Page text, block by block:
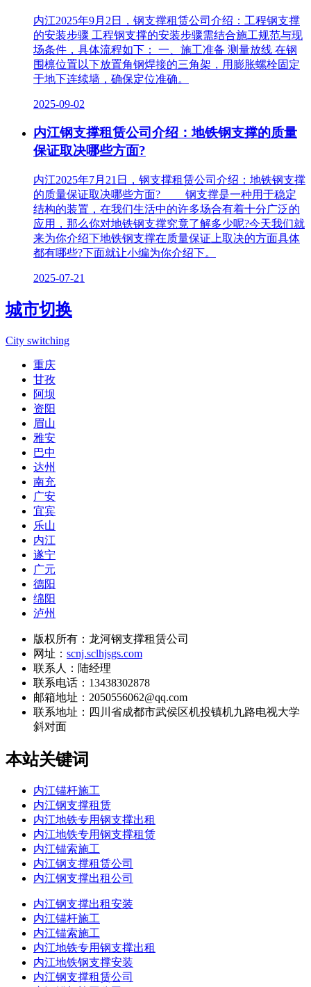
内江2025年9月2日，钢支撑租赁公司介绍：工程钢支撑
的安装步骤 工程钢支撑的安装步骤需结合施工规范与现
场条件，具体流程如下： 一、施工准备‌ 测量放线‌ 在钢
围檩位置以下放置角钢焊接的三角架，用膨胀螺栓固定
于地下连续墙，确保定位准确‌。
2025-09-02
内江钢支撑租赁公司介绍：地铁钢支撑的质量
保证取决哪些方面?
内江2025年7月21日，钢支撑租赁公司介绍：地铁钢支撑
的质量保证取决哪些方面? 钢支撑是一种用于稳定
结构的装置，在我们生活中的许多场合有着十分广泛的
应用，那么你对地铁钢支撑究竟了解多少呢?今天我们就
来为你介绍下地铁钢支撑在质量保证上取决的方面具体
都有哪些?下面就让小编为你介绍下。
2025-07-21
城市切换
City switching
重庆
甘孜
阿坝
资阳
眉山
雅安
巴中
达州
南充
广安
宜宾
乐山
内江
遂宁
广元
德阳
绵阳
泸州
版权所有：龙河钢支撑租赁公司
网址： scnj.sclhjsgs.com
联系人：陆经理
联系电话：13438302878
邮箱地址：2050556062@qq.com
联系地址： 四川省成都市武侯区机投镇机九路电视大学
斜对面
本站关键词
内江锚杆施工
内江钢支撑租赁
内江地铁专用钢支撑出租
内江地铁专用钢支撑租赁
内江锚索施工
内江钢支撑租赁公司
内江钢支撑出租公司
内江钢支撑出租安装
内江锚杆施工
内江锚索施工
内江地铁专用钢支撑出租
内江地铁钢支撑安装
内江钢支撑租赁公司